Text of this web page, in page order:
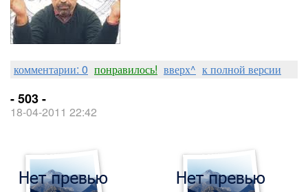
комментарии: 0 понравилось! вверх^ к полной версии
- 503 -
18-04-2011 22:42